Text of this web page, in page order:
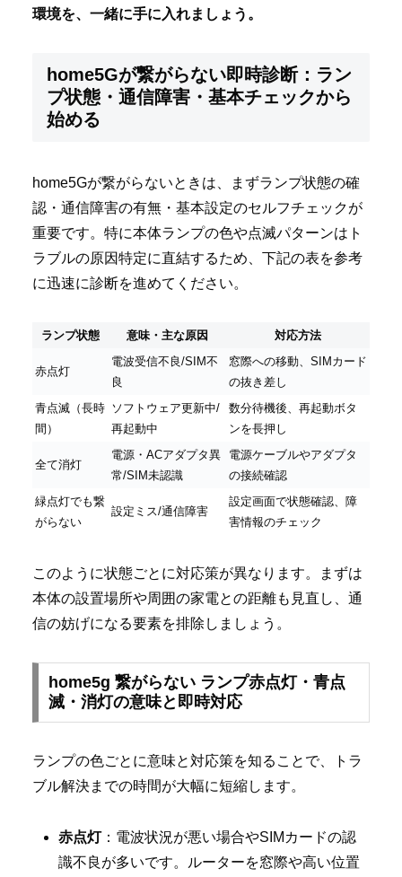
環境を、一緒に手に入れましょう。
home5Gが繋がらない即時診断：ラン
プ状態・通信障害・基本チェックから
始める
home5Gが繋がらないときは、まずランプ状態の確
認・通信障害の有無・基本設定のセルフチェックが
重要です。特に本体ランプの色や点滅パターンはト
ラブルの原因特定に直結するため、下記の表を参考
に迅速に診断を進めてください。
ランプ状態 意味・主な原因 対応方法
赤点灯
電波受信不良/SIM不
良
窓際への移動、SIMカード
の抜き差し
青点滅（長時
間）
ソフトウェア更新中/
再起動中
数分待機後、再起動ボタ
ンを長押し
全て消灯
電源・ACアダプタ異
常/SIM未認識
電源ケーブルやアダプタ
の接続確認
緑点灯でも繋
がらない
設定ミス/通信障害
設定画面で状態確認、障
害情報のチェック
このように状態ごとに対応策が異なります。まずは
本体の設置場所や周囲の家電との距離も見直し、通
信の妨げになる要素を排除しましょう。
home5g 繋がらない ランプ赤点灯・青点
滅・消灯の意味と即時対応
ランプの色ごとに意味と対応策を知ることで、トラ
ブル解決までの時間が大幅に短縮します。
赤点灯：電波状況が悪い場合やSIMカードの認
識不良が多いです。ルーターを窓際や高い位置